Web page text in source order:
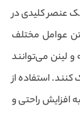
عنصر کلیدی در
عوامل مختلف
لینن می‌توانند
استفاده از
افزایش راحتی و